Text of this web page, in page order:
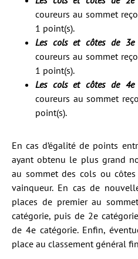
coureurs au sommet
1 point(s).
Les cols et côtes de 3e
coureurs au sommet
1 point(s).
Les cols et côtes de 4e
coureurs au sommet
point(s).
En cas d’égalité de points
ayant obtenu le plus grand
au sommet des cols ou
vainqueur. En cas de
places de premier au
catégorie, puis de 2e
de 4e catégorie. Enfin,
place au classement général